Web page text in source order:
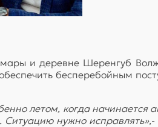
и деревне Шеренгуб
бесперебойным
летом, когда начинается
нужно исправлять»,-